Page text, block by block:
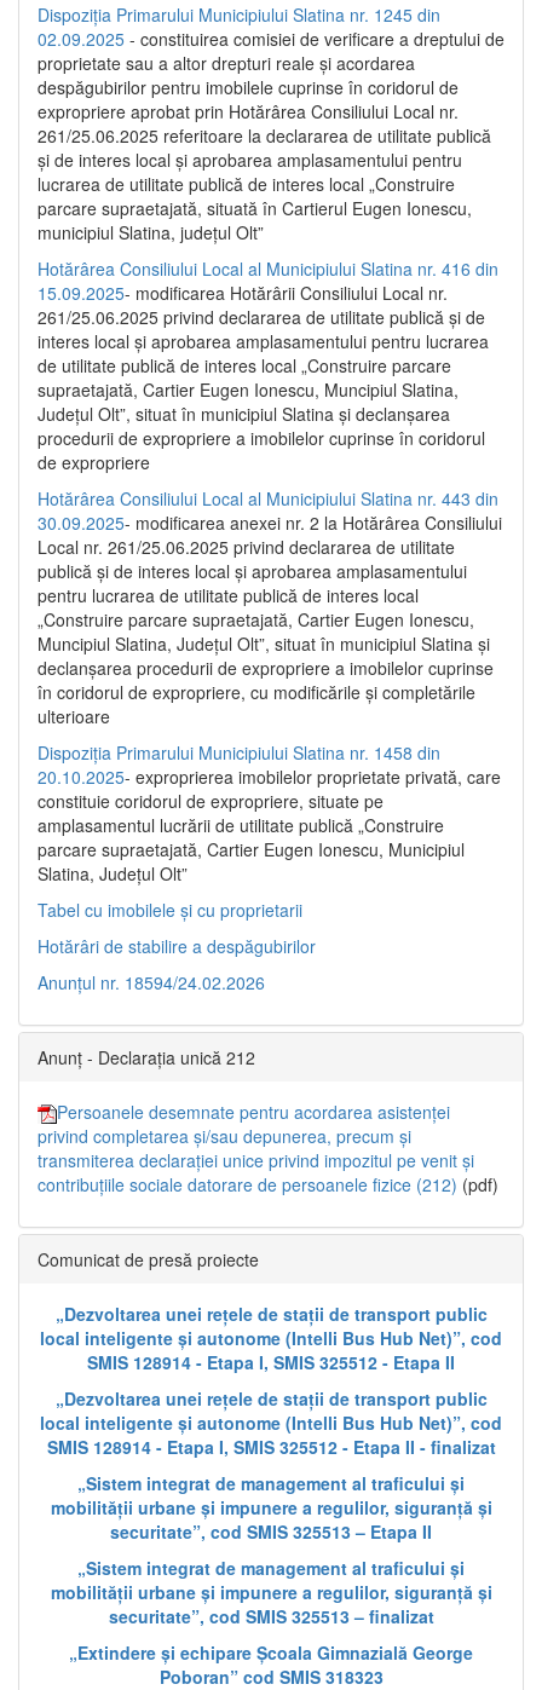
Dispoziția Primarului Municipiului Slatina nr. 1245 din
02.09.2025 - constituirea comisiei de verificare a dreptului de
proprietate sau a altor drepturi reale și acordarea
despăgubirilor pentru imobilele cuprinse în coridorul de
expropriere aprobat prin Hotărârea Consiliului Local nr.
261/25.06.2025 referitoare la declararea de utilitate publică
și de interes local și aprobarea amplasamentului pentru
lucrarea de utilitate publică de interes local „Construire
parcare supraetajată, situată în Cartierul Eugen Ionescu,
municipiul Slatina, județul Olt”
Hotărârea Consiliului Local al Municipiului Slatina nr. 416 din
15.09.2025- modificarea Hotărârii Consiliului Local nr.
261/25.06.2025 privind declararea de utilitate publică și de
interes local și aprobarea amplasamentului pentru lucrarea
de utilitate publică de interes local „Construire parcare
supraetajată, Cartier Eugen Ionescu, Muncipiul Slatina,
Județul Olt”, situat în municipiul Slatina și declanșarea
procedurii de expropriere a imobilelor cuprinse în coridorul
de expropriere
Hotărârea Consiliului Local al Municipiului Slatina nr. 443 din
30.09.2025- modificarea anexei nr. 2 la Hotărârea Consiliului
Local nr. 261/25.06.2025 privind declararea de utilitate
publică şi de interes local şi aprobarea amplasamentului
pentru lucrarea de utilitate publică de interes local
„Construire parcare supraetajată, Cartier Eugen Ionescu,
Muncipiul Slatina, Judeţul Olt”, situat în municipiul Slatina şi
declanşarea procedurii de expropriere a imobilelor cuprinse
în coridorul de expropriere, cu modificările şi completările
ulterioare
Dispoziția Primarului Municipiului Slatina nr. 1458 din
20.10.2025- exproprierea imobilelor proprietate privată, care
constituie coridorul de expropriere, situate pe
amplasamentul lucrării de utilitate publică „Construire
parcare supraetajată, Cartier Eugen Ionescu, Municipiul
Slatina, Județul Olt”
Tabel cu imobilele și cu proprietarii
Hotărâri de stabilire a despăgubirilor
Anunțul nr. 18594/24.02.2026
Anunț - Declarația unică 212
Persoanele desemnate pentru acordarea asistenței
privind completarea și/sau depunerea, precum și
transmiterea declarației unice privind impozitul pe venit și
contribuțiile sociale datorare de persoanele fizice (212) (pdf)
Comunicat de presă proiecte
„Dezvoltarea unei rețele de stații de transport public
local inteligente și autonome (Intelli Bus Hub Net)”, cod
SMIS 128914 - Etapa I, SMIS 325512 - Etapa II
„Dezvoltarea unei rețele de stații de transport public
local inteligente și autonome (Intelli Bus Hub Net)”, cod
SMIS 128914 - Etapa I, SMIS 325512 - Etapa II - finalizat
„Sistem integrat de management al traficului și
mobilității urbane și impunere a regulilor, siguranță și
securitate”, cod SMIS 325513 – Etapa II
„Sistem integrat de management al traficului și
mobilității urbane și impunere a regulilor, siguranță și
securitate”, cod SMIS 325513 – finalizat
„Extindere și echipare Școala Gimnazială George
Poboran” cod SMIS 318323